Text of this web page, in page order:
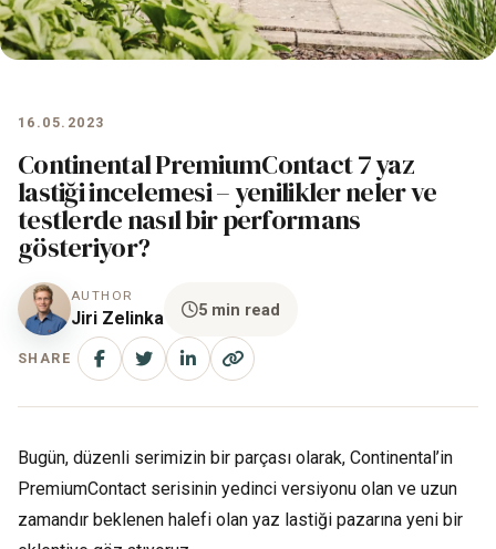
16.05.2023
Continental PremiumContact 7 yaz
lastiği incelemesi – yenilikler neler ve
testlerde nasıl bir performans
gösteriyor?
AUTHOR
Jiri Zelinka 5 min read
SHARE
Bugün, düzenli serimizin bir parçası olarak, Continental’in
PremiumContact serisinin yedinci versiyonu olan ve uzun
zamandır beklenen halefi olan yaz lastiği pazarına yeni bir